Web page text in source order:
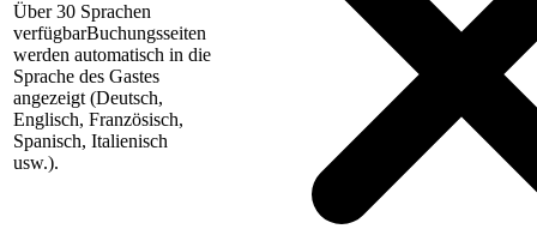
Über 30 Sprachen
verfügbarBuchungsseiten
werden automatisch in die
Sprache des Gastes
angezeigt (Deutsch,
Englisch, Französisch,
Spanisch, Italienisch
usw.).